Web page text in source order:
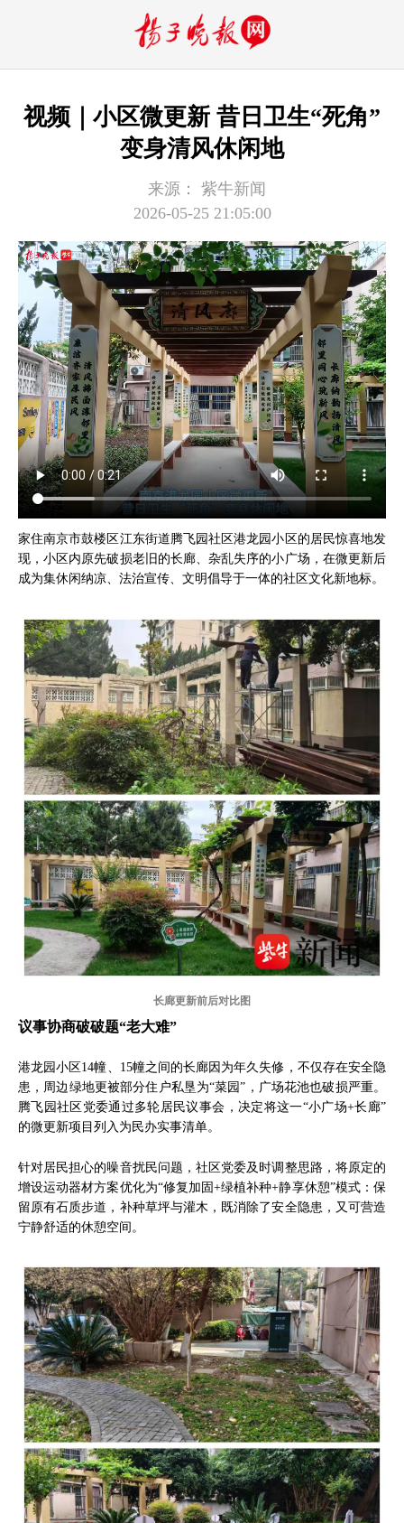
视频｜小区微更新 昔日卫生“死角”
变身清风休闲地
来源：
紫牛新闻
2026-05-25 21:05:00
家住南京市鼓楼区江东街道腾飞园社区港龙园小区的居民惊喜地发
现，小区内原先破损老旧的长廊、杂乱失序的小广场，在微更新后
成为集休闲纳凉、法治宣传、文明倡导于一体的社区文化新地标。
长廊更新前后对比图
议事协商破破题“老大难”
港龙园小区14幢、15幢之间的长廊因为年久失修，不仅存在安全隐
患，周边绿地更被部分住户私垦为“菜园”，广场花池也破损严重。
腾飞园社区党委通过多轮居民议事会，决定将这一“小广场+长廊”
的微更新项目列入为民办实事清单。
针对居民担心的噪音扰民问题，社区党委及时调整思路，将原定的
增设运动器材方案优化为“修复加固+绿植补种+静享休憩”模式：保
留原有石质步道，补种草坪与灌木，既消除了安全隐患，又可营造
宁静舒适的休憩空间。